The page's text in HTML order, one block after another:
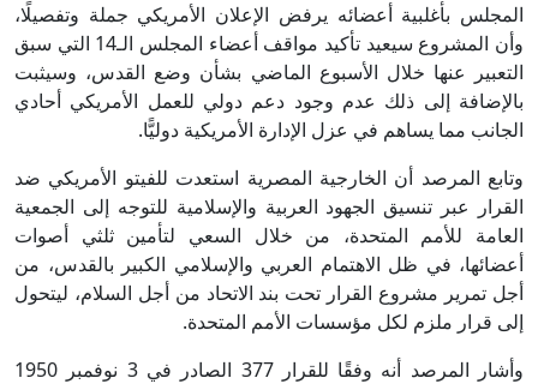
المجلس بأغلبية أعضائه يرفض الإعلان الأمريكي جملة وتفصيلًا،
وأن المشروع سيعيد تأكيد مواقف أعضاء المجلس الـ14 التي سبق
التعبير عنها خلال الأسبوع الماضي بشأن وضع القدس، وسيثبت
بالإضافة إلى ذلك عدم وجود دعم دولي للعمل الأمريكي أحادي
الجانب مما يساهم في عزل الإدارة الأمريكية دوليًّا.
وتابع المرصد أن الخارجية المصرية استعدت للفيتو الأمريكي ضد
القرار عبر تنسيق الجهود العربية والإسلامية للتوجه إلى الجمعية
العامة للأمم المتحدة، من خلال السعي لتأمين ثلثي أصوات
أعضائها، في ظل الاهتمام العربي والإسلامي الكبير بالقدس، من
أجل تمرير مشروع القرار تحت بند الاتحاد من أجل السلام، ليتحول
إلى قرار ملزم لكل مؤسسات الأمم المتحدة.
وأشار المرصد أنه وفقًا للقرار 377 الصادر في 3 نوفمبر 1950